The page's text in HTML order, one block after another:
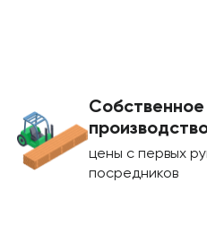
Собственное
цены с первых
посредников